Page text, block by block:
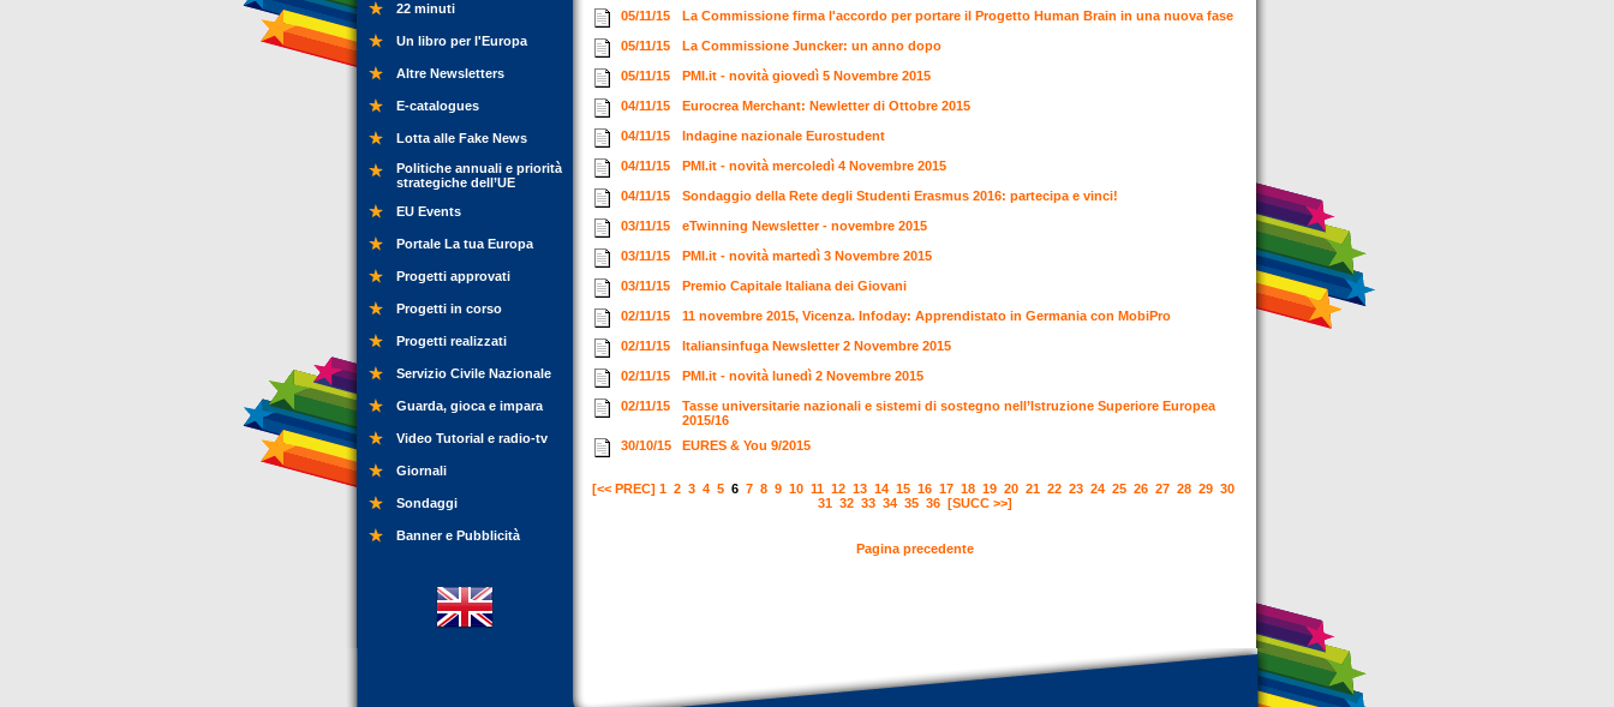
22 minuti
Un libro per l'Europa
Altre Newsletters
E-catalogues
Lotta alle Fake News
Politiche annuali e priorità
strategiche dell’UE
EU Events
Portale La tua Europa
Progetti approvati
Progetti in corso
Progetti realizzati
Servizio Civile Nazionale
Guarda, gioca e impara
Video Tutorial e radio-tv
Giornali
Sondaggi
Banner e Pubblicità
05/11/15 La Commissione firma l'accordo per portare il Progetto Human Brain in una nuova fase
05/11/15 La Commissione Juncker: un anno dopo
05/11/15 PMI.it - novità giovedì 5 Novembre 2015
04/11/15 Eurocrea Merchant: Newletter di Ottobre 2015
04/11/15 Indagine nazionale Eurostudent
04/11/15 PMI.it - novità mercoledì 4 Novembre 2015
04/11/15 Sondaggio della Rete degli Studenti Erasmus 2016: partecipa e vinci!
03/11/15 eTwinning Newsletter - novembre 2015
03/11/15 PMI.it - novità martedì 3 Novembre 2015
03/11/15 Premio Capitale Italiana dei Giovani
02/11/15 11 novembre 2015, Vicenza. Infoday: Apprendistato in Germania con MobiPro
02/11/15 Italiansinfuga Newsletter 2 Novembre 2015
02/11/15 PMI.it - novità lunedì 2 Novembre 2015
02/11/15
Tasse universitarie nazionali e sistemi di sostegno nell’Istruzione Superiore Europea
2015/16
30/10/15
EURES & You 9/2015
[<< PREC] 1 2 3 4 5 6 7 8 9 10 11 12 13 14 15 16 17 18 19 20 21 22 23 24 25 26 27 28 29 30
31 32 33 34 35 36 [SUCC >>]
Pagina precedente